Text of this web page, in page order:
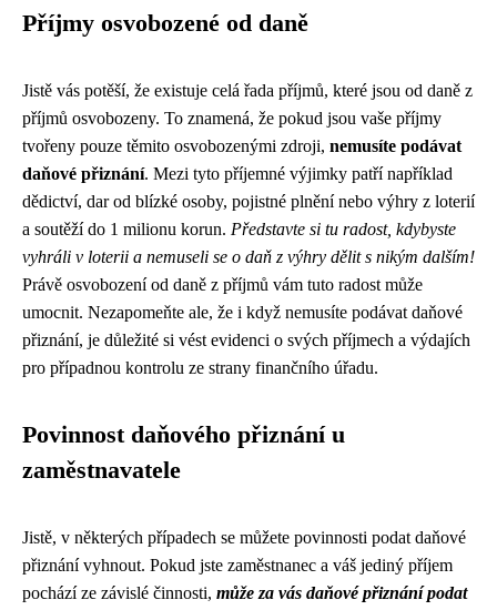
Příjmy osvobozené od daně
Jistě vás potěší, že existuje celá řada příjmů, které jsou od daně z
příjmů osvobozeny. To znamená, že pokud jsou vaše příjmy
tvořeny pouze těmito osvobozenými zdroji, nemusíte podávat
daňové přiznání. Mezi tyto příjemné výjimky patří například
dědictví, dar od blízké osoby, pojistné plnění nebo výhry z loterií
a soutěží do 1 milionu korun. Představte si tu radost, kdybyste
vyhráli v loterii a nemuseli se o daň z výhry dělit s nikým dalším!
Právě osvobození od daně z příjmů vám tuto radost může
umocnit. Nezapomeňte ale, že i když nemusíte podávat daňové
přiznání, je důležité si vést evidenci o svých příjmech a výdajích
pro případnou kontrolu ze strany finančního úřadu.
Povinnost daňového přiznání u
zaměstnavatele
Jistě, v některých případech se můžete povinnosti podat daňové
přiznání vyhnout. Pokud jste zaměstnanec a váš jediný příjem
pochází ze závislé činnosti, může za vás daňové přiznání podat